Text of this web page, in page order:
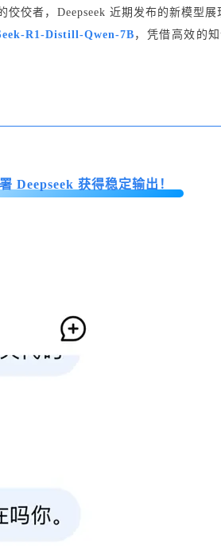
佼者，Deepseek 近期发布的新模型
R1-Distill-Qwen-7B ，凭借高效的
Deepseek 获得稳定输出！